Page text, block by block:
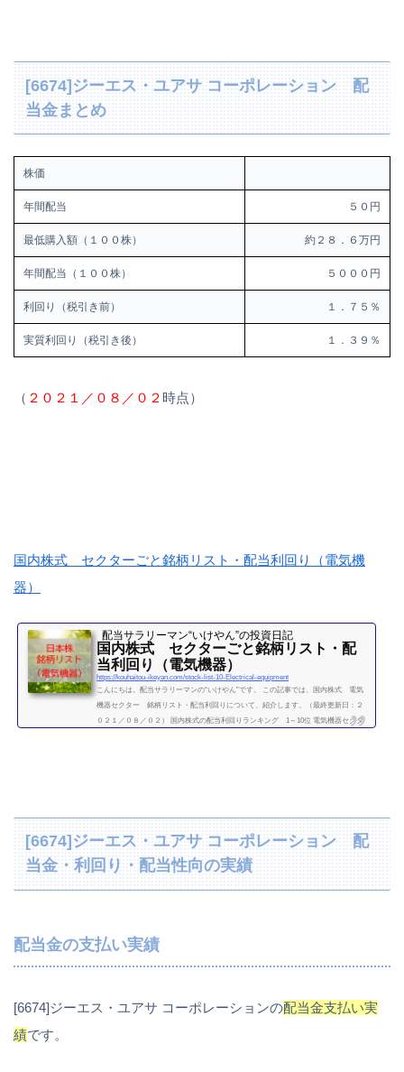
[6674]ジーエス・ユアサ コーポレーション 配
当金まとめ
株価
年間配当 ５０円
最低購入額（１００株） 約２８．６万円
年間配当（１００株） ５０００円
利回り（税引き前） １．７５％
実質利回り（税引き後） １．３９％
（ ２０２１／０８／０２時点）
国内株式 セクターごと銘柄リスト・配当利回り（電気機
器）
配当サラリーマン“いけやん”の投資日記 ​
国内株式 セクターごと銘柄リスト・配
当利回り（電気機器）
https://kouhaitou-ikeyan.com/stock-list-10-Electrical-equipment
こんにちは。配当サラリーマンの“いけやん”です。 この記事では、国内株式 電気
機器セクター 銘柄リスト・配当利回りについて、紹介します。（最終更新日：２
０２１／０８／０２） 国内株式の配当利回りランキング 1～10位 電気機器セクタ
[6674]ジーエス・ユアサ コーポレーション 配
当金・利回り・配当性向の実績
配当金の支払い実績
[6674]ジーエス・ユアサ コーポレーションの配当金支払い実
績です。